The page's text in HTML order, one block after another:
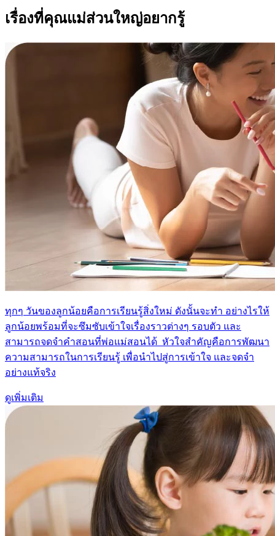
เรื่องที่คุณแม่ส่วนใหญ่อยากรู้
ทุกๆ วันของลูกน้อยคือการเรียนรู้สิ่งใหม่ ดังนั้นจะทำ อย่างไรให้
ลูกน้อยพร้อมที่จะซึมซับเข้าใจเรื่องราวต่างๆ รอบตัว และ
สามารถจดจำคำสอนที่พ่อแม่สอนได้ หัวใจสำคัญคือการพัฒนา
ความสามารถในการเรียนรู้ เพื่อนำไปสู่การเข้าใจ และจดจำ
อย่างแท้จริง
ดูเพิ่มเติม